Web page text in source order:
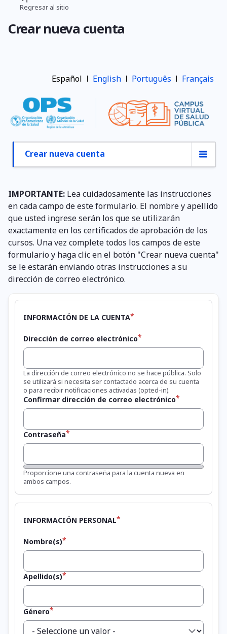
Pasar
contenido
Ruta
de
Regresar al sitio
Crear nueva cuenta
Español English Português Français
Primary
Crear nueva cuenta
IMPORTANTE: Lea cuidadosamente las instrucciones
en cada campo de este formulario. El nombre y apellido
que usted ingrese serán los que se utilizarán
exactamente en los certificados de aprobación de los
cursos. Una vez complete todos los campos de este
formulario y haga clic en el botón "Crear nueva cuenta"
se le estarán enviando otras instrucciones a su
dirección de correo electrónico.
INFORMACIÓN DE LA CUENTA
Dirección de correo electrónico
La dirección de correo electrónico no se hace pública. Solo
se utilizará si necesita ser contactado acerca de su cuenta
o para recibir notificaciones activadas (opted-in).
Confirmar dirección de correo electrónico
Contraseña
Fortaleza de la contraseña:
Proporcione una contraseña para la cuenta nueva en
ambos campos.
INFORMACIÓN PERSONAL
Nombre(s)
Apellido(s)
Género